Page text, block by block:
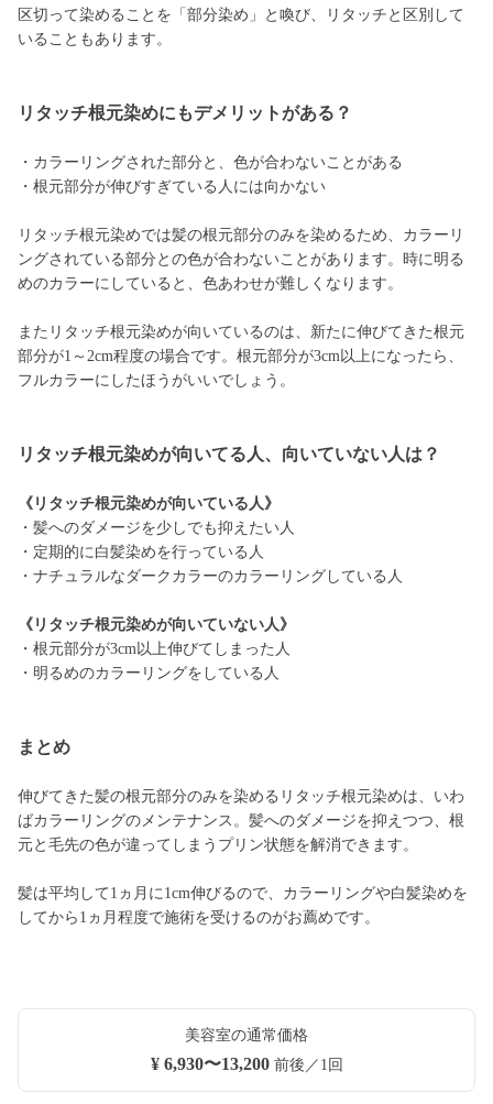
区切って染めることを「部分染め」と喚び、リタッチと区別して
いることもあります。
リタッチ根元染めにもデメリットがある？
・カラーリングされた部分と、色が合わないことがある
・根元部分が伸びすぎている人には向かない
リタッチ根元染めでは髪の根元部分のみを染めるため、カラーリ
ングされている部分との色が合わないことがあります。時に明る
めのカラーにしていると、色あわせが難しくなります。
またリタッチ根元染めが向いているのは、新たに伸びてきた根元
部分が1～2cm程度の場合です。根元部分が3cm以上になったら、
フルカラーにしたほうがいいでしょう。
リタッチ根元染めが向いてる人、向いていない人は？
《リタッチ根元染めが向いている人》
・髪へのダメージを少しでも抑えたい人
・定期的に白髪染めを行っている人
・ナチュラルなダークカラーのカラーリングしている人
《リタッチ根元染めが向いていない人》
・根元部分が3cm以上伸びてしまった人
・明るめのカラーリングをしている人
まとめ
伸びてきた髪の根元部分のみを染めるリタッチ根元染めは、いわ
ばカラーリングのメンテナンス。髪へのダメージを抑えつつ、根
元と毛先の色が違ってしまうプリン状態を解消できます。
髪は平均して1ヵ月に1cm伸びるので、カラーリングや白髪染めを
してから1ヵ月程度で施術を受けるのがお薦めです。
美容室の通常価格
¥ 6,930〜13,200前後／1回